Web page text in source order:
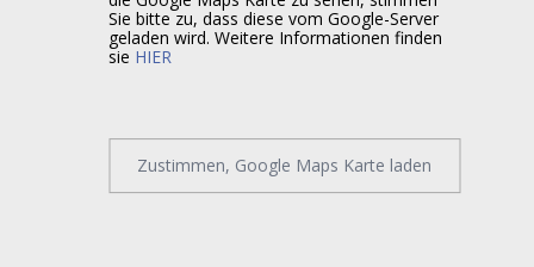
Sie bitte zu, dass diese vom Google-Server
geladen wird. Weitere Informationen finden
sie HIER
Zustimmen, Google Maps Karte laden